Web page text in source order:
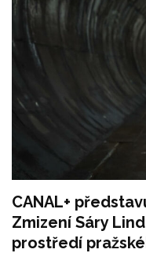
CANAL+
Zmizení Sáry
prostředí